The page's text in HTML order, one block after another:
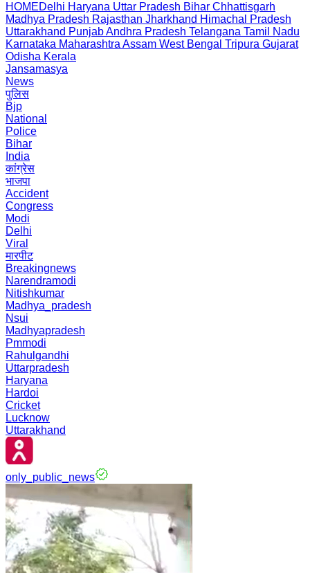
HOMEDelhi Haryana Uttar Pradesh Bihar Chhattisgarh
Madhya Pradesh Rajasthan Jharkhand Himachal Pradesh
Uttarakhand PunjabAndhra Pradesh Telangana Tamil Nadu
Karnataka Maharashtra Assam West Bengal Tripura Gujarat
Odisha Kerala
Jansamasya
News
पुलिस
Bjp
National
Police
Bihar
India
कांग्रेस
भाजपा
Accident
Congress
Modi
Delhi
Viral
मारपीट
Breakingnews
Narendramodi
Nitishkumar
Madhya_pradesh
Nsui
Madhyapradesh
Pmmodi
Rahulgandhi
Uttarpradesh
Haryana
Hardoi
Cricket
Lucknow
Uttarakhand
only_public_news